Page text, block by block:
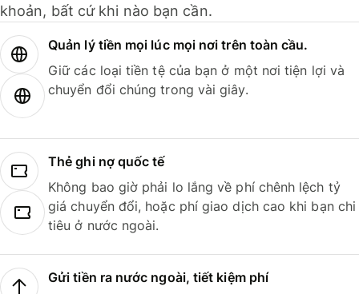
khoản, bất cứ khi nào bạn cần.
Quản lý tiền mọi lúc mọi nơi trên toàn cầu.
Giữ các loại tiền tệ của bạn ở một nơi tiện lợi và
chuyển đổi chúng trong vài giây.
Thẻ ghi nợ quốc tế
Không bao giờ phải lo lắng về phí chênh lệch tỷ
giá chuyển đổi, hoặc phí giao dịch cao khi bạn chi
tiêu ở nước ngoài.
Gửi tiền ra nước ngoài, tiết kiệm phí